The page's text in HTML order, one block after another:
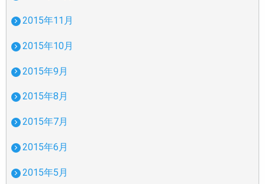
2015年11月
2015年10月
2015年9月
2015年8月
2015年7月
2015年6月
2015年5月